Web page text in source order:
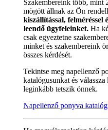
Szakembereink több, mint
mögött állnak az Ön
kiszállítással, felméréssel
leendő ügyfeleinket. Ha
csak egyeztetne
minket és szakembereink
összes kérdését.
Tekintse meg napellenző
katalógusunkat és
leginkább tetszik önnek.
Napellenző ponyva